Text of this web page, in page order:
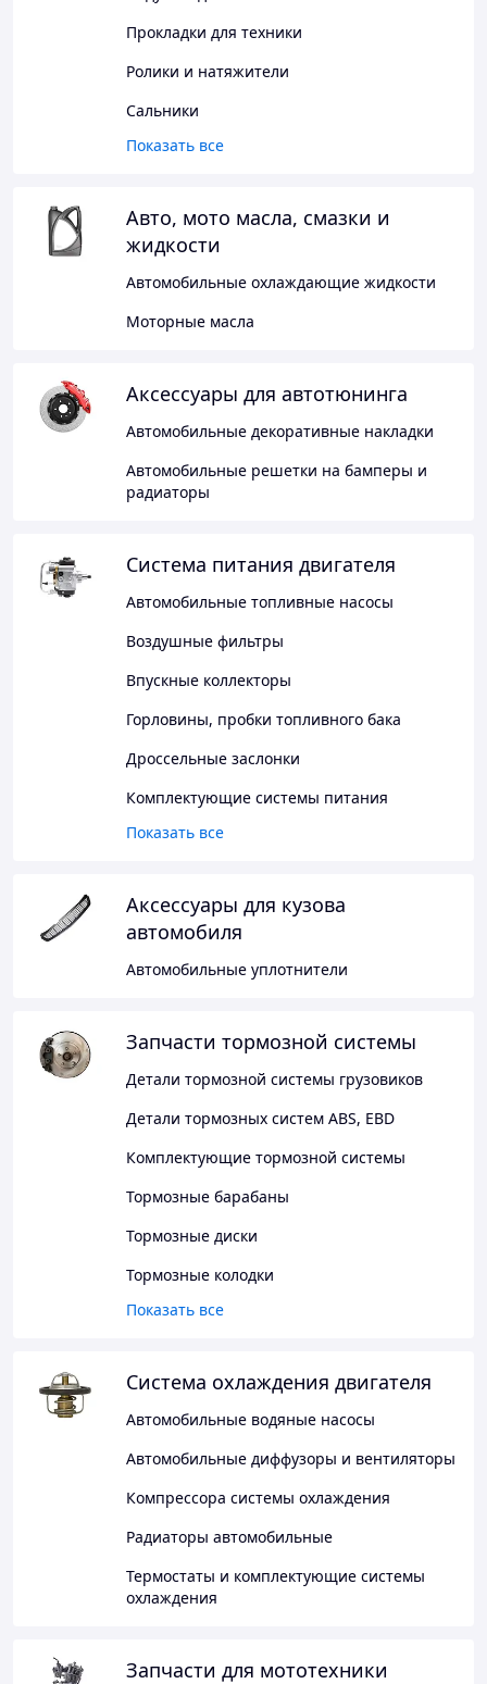
Прокладки для техники
Ролики и натяжители
Сальники
Показать все
Авто, мото масла, смазки и
жидкости
Автомобильные охлаждающие жидкости
Моторные масла
Аксессуары для автотюнинга
Автомобильные декоративные накладки
Автомобильные решетки на бамперы и
радиаторы
Система питания двигателя
Автомобильные топливные насосы
Воздушные фильтры
Впускные коллекторы
Горловины, пробки топливного бака
Дроссельные заслонки
Комплектующие системы питания
Показать все
Аксессуары для кузова
автомобиля
Автомобильные уплотнители
Запчасти тормозной системы
Детали тормозной системы грузовиков
Детали тормозных систем ABS, EBD
Комплектующие тормозной системы
Тормозные барабаны
Тормозные диски
Тормозные колодки
Показать все
Система охлаждения двигателя
Автомобильные водяные насосы
Автомобильные диффузоры и вентиляторы
Компрессора системы охлаждения
Радиаторы автомобильные
Термостаты и комплектующие системы
охлаждения
Запчасти для мототехники